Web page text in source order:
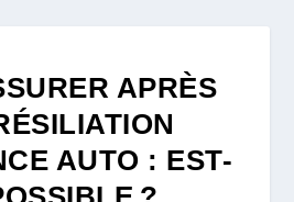
APRÈS
AUTO : EST-